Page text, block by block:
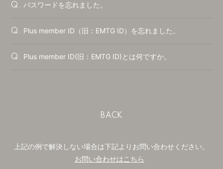
BLOG
Q. パスワードを忘れました。
Q. Plus member ID（旧：EMTG ID）を忘れました。
Q. Plus member ID(旧：EMTG ID)とは何ですか。
BACK
上記の例で解決しない場合は下記よりお問い合わせください。
お問い合わせはこちら